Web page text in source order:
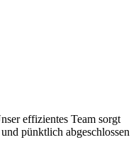
effizientes Team sorgt
pünktlich abgeschlossen